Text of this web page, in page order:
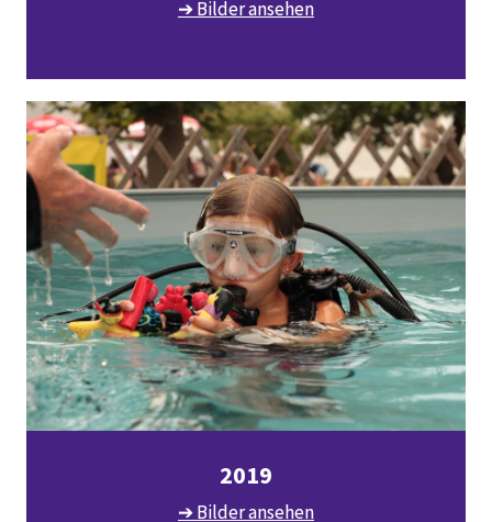
➔ Bilder ansehen
2019
➔ Bilder ansehen